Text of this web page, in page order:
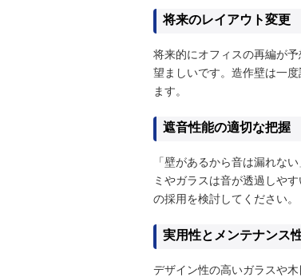
将来のレイアウト変更
将来的にオフィスの再編が
望ましいです。造作壁は一
ます。
遮音性能の適切な把握
「壁があるから音は漏れな
ミやガラスは音が透過しや
の採用を検討してください。
実用性とメンテナンス
デザイン性の高いガラスや